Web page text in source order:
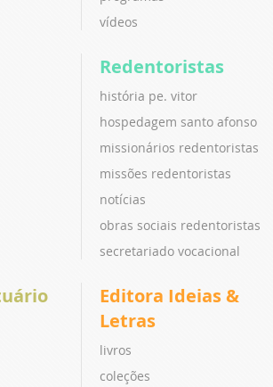
vídeos
Redentoristas
história pe. vitor
hospedagem santo afonso
missionários redentoristas
missões redentoristas
notícias
obras sociais redentoristas
secretariado vocacional
Editora Ideias &
Letras
livros
coleções